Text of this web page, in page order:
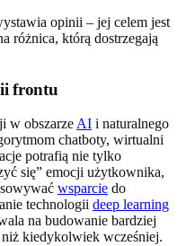
opinii – jej celem jest
różnica, którą dostrzegają
frontu
w obszarze AI i naturalnego
chatboty, wirtualni
potrafią nie tylko
się” emocji użytkownika,
wsparcie do
technologii deep learning
na budowanie bardziej
kiedykolwiek wcześniej.